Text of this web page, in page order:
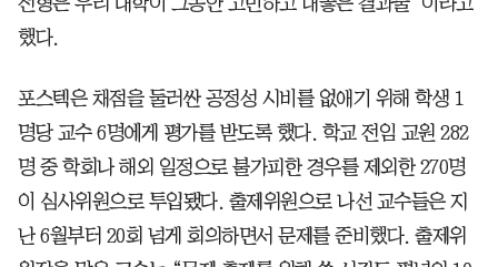
했다.
포스텍은 채점을 둘러싼 공정성 시비를 없애기 위해 학생 1
명당 교수 6명에게 평가를 받도록 했다. 학교 전임 교원 282
명 중 학회나 해외 일정으로 불가피한 경우를 제외한 270명
이 심사위원으로 투입됐다. 출제위원으로 나선 교수들은 지
난 6월부터 20회 넘게 회의하면서 문제를 준비했다. 출제위